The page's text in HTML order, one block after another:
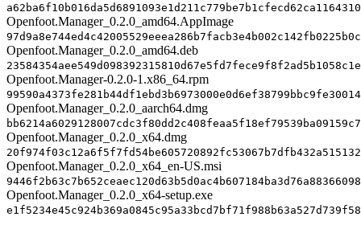
Openfoot.Manager_0.2.0_amd64.AppImage
Openfoot.Manager_0.2.0_amd64.deb
Openfoot.Manager-0.2.0-1.x86_64.rpm
Openfoot.Manager_0.2.0_aarch64.dmg
Openfoot.Manager_0.2.0_x64.dmg
Openfoot.Manager_0.2.0_x64_en-US.msi
Openfoot.Manager_0.2.0_x64-setup.exe